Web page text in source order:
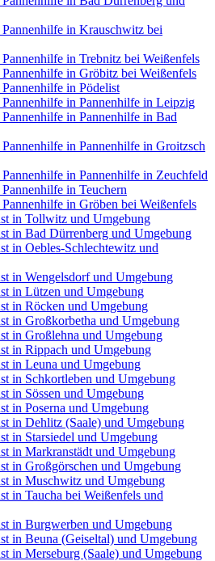
in Krauschwitz bei
in Trebnitz bei Weißenfels
in Gröbitz bei Weißenfels
in Pödelist
in Pannenhilfe in Leipzig
in Pannenhilfe in Bad
in Pannenhilfe in Groitzsch
in Pannenhilfe in Zeuchfeld
in Teuchern
in Gröben bei Weißenfels
in Tollwitz und Umgebung
in Bad Dürrenberg und Umgebung
in Oebles-Schlechtewitz und
in Wengelsdorf und Umgebung
in Lützen und Umgebung
in Röcken und Umgebung
in Großkorbetha und Umgebung
in Großlehna und Umgebung
in Rippach und Umgebung
in Leuna und Umgebung
in Schkortleben und Umgebung
in Sössen und Umgebung
in Poserna und Umgebung
in Dehlitz (Saale) und Umgebung
in Starsiedel und Umgebung
in Markranstädt und Umgebung
in Großgörschen und Umgebung
in Muschwitz und Umgebung
in Taucha bei Weißenfels und
in Burgwerben und Umgebung
in Beuna (Geiseltal) und Umgebung
in Merseburg (Saale) und Umgebung